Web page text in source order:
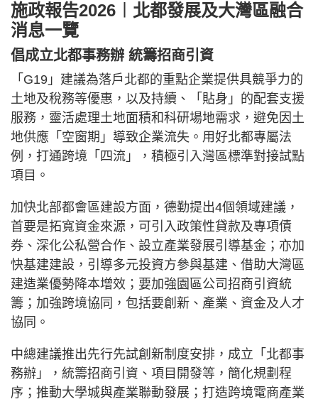
施政報告2026︱北都發展及大灣區融合
消息一覽
倡成立北都事務辦 統籌招商引資
「G19」建議為落戶北都的重點企業提供具競爭力的
土地及稅務等優惠，以及持續、「貼身」的配套支援
服務，靈活處理土地面積和科研場地需求，避免因土
地供應「空窗期」導致企業流失。用好北都專屬法
例，打通跨境「四流」，積極引入灣區標準對接試點
項目。
加快北部都會區建設方面，德勤提出4個領域建議，
首要是拓寬資金來源，可引入政策性貸款及專項債
券、深化公私營合作、設立產業發展引導基金；亦加
快基建建設，引導多元投資方參與基建、借助大灣區
建造業優勢降本增效；要加強園區公司招商引資統
籌；加強跨境協同，包括要創新、產業、資金及人才
協同。
中總建議推出先行先試創新制度安排，成立「北都事
務辦」，統籌招商引資、項目開發等，簡化規劃程
序；推動大學城與產業聯動發展；打造跨境電商產業